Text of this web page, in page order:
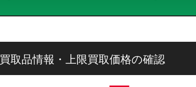
買取品情報・上限買取価格の確認